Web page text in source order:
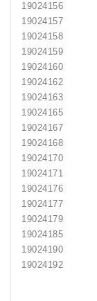
19024156
19024157
19024158
19024159
19024160
19024162
19024163
19024165
19024167
19024168
19024170
19024171
19024176
19024177
19024179
19024185
19024190
19024192